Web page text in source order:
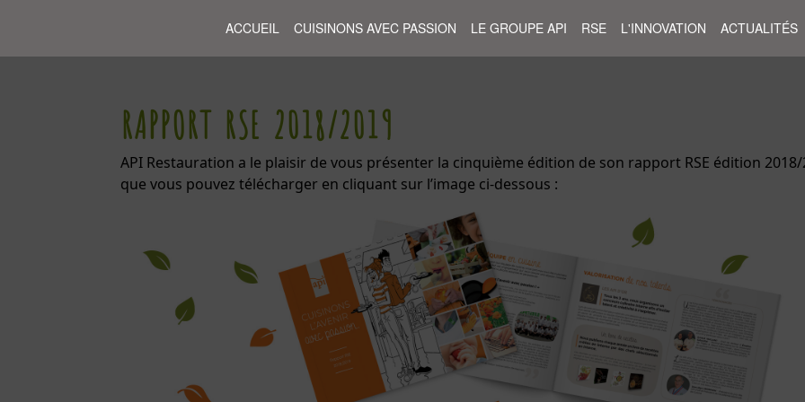
ACCUEIL CUISINONS AVEC PASSION LE GROUPE API RSE L'INNOVATION ACTUALITÉS
RAPPORT RSE 2018/2019
API Restauration a le plaisir de vous présenter la cinquième édition de son rapport RSE édition 2018/
que vous pouvez télécharger en cliquant sur l’image ci-dessous :